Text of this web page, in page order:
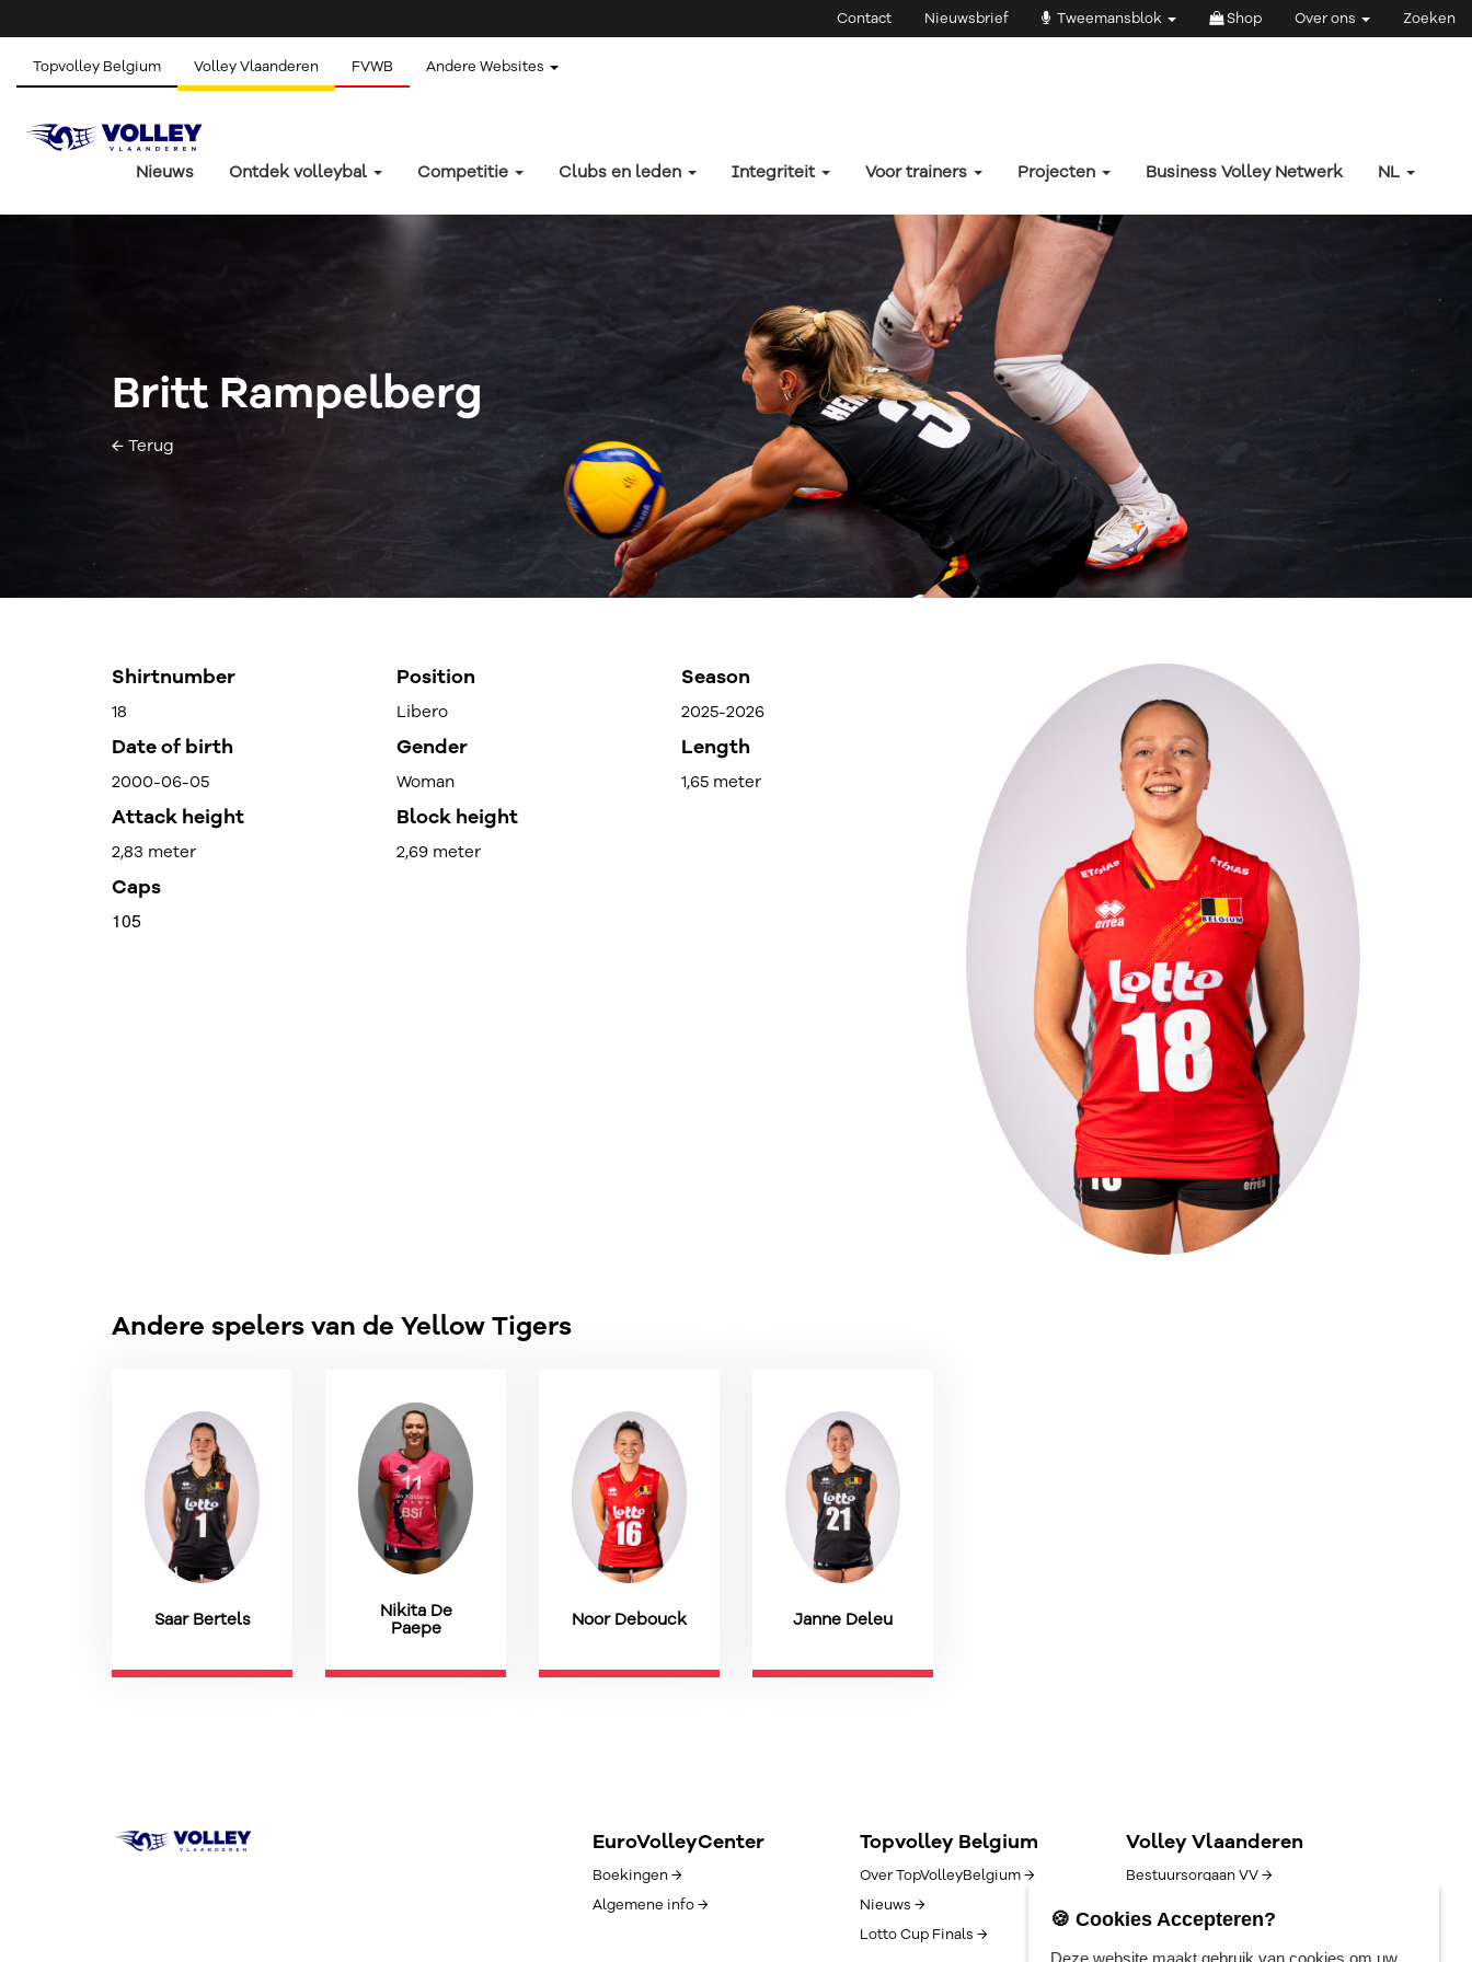
Contact Nieuwsbrief Tweemansblok Shop Over ons Zoeken
Topvolley Belgium Volley Vlaanderen FVWB Andere Websites
Nieuws Ontdek volleybal Competitie Clubs en leden Integriteit Voor trainers Projecten Business Volley Netwerk NL
Britt Rampelberg
← Terug
Shirtnumber
18
Position
Libero
Season
2025-2026
Date of birth
2000-06-05
Gender
Woman
Length
1,65 meter
Attack height
2,83 meter
Block height
2,69 meter
Caps
105
Andere spelers van de Yellow Tigers
Saar Bertels
Nikita De
Paepe
Noor Debouck Janne Deleu
Volley Vlaanderen
Bestuursorgaan VV →
Competitie/uitslagen →
Topvolley Belgium
Over TopVolleyBelgium →
Nieuws →
Lotto Cup Finals →
EuroVolleyCenter
Boekingen →
Algemene info →
🍪 Cookies Accepteren?
Deze website maakt gebruik van cookies om uw